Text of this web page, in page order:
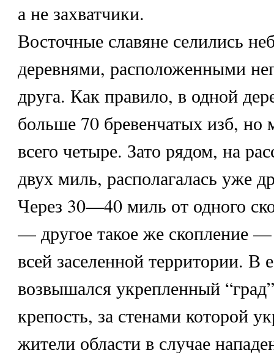
а не захватчики.
Восточные славяне селились
деревнями, расположенными
друга. Как правило, в одной
больше 70 бревенчатых изб, но
всего четыре. Зато рядом, на
двух миль, располагалась уже
Через 30—40 миль от одного
— другое такое же скопление —
всей заселенной территории. В
возвышался укрепленный
крепость, за стенами которой
жители области в случае